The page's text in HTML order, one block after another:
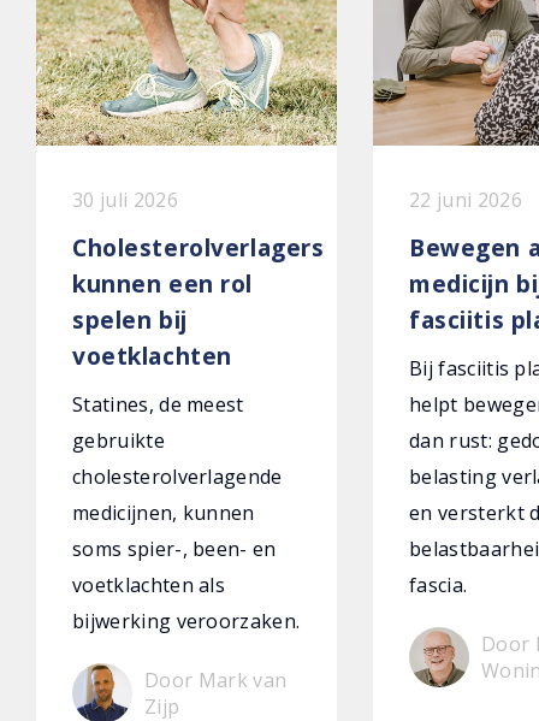
30 juli 2026
Cholesterolverlagers
kunnen een rol
spelen bij
voetklachten
Statines, de meest
gebruikte
cholesterolverlagende
medicijnen, kunnen
soms spier-, been- en
voetklachten als
bijwerking veroorzaken.
Door Mark van
Zijp
22 juni 2026
Bewegen
medicijn
fasciitis
Bij fasciitis
helpt
dan rust:
belasting
en versterkt
fascia.
Door